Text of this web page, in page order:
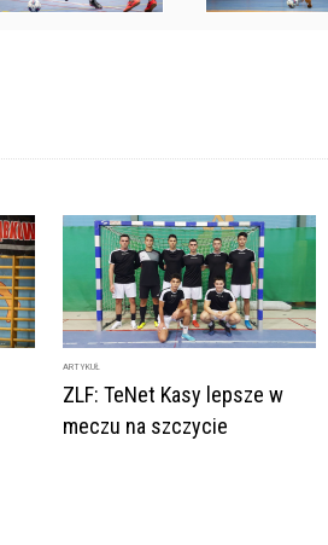
ARTYKUŁ
ZLF: TeNet Kasy lepsze w
meczu na szczycie